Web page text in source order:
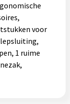
voor
1 ruime